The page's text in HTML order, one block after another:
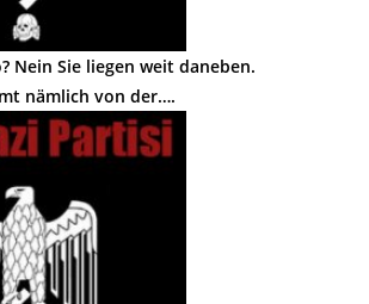
Nein Sie liegen weit daneben.
nämlich von der….